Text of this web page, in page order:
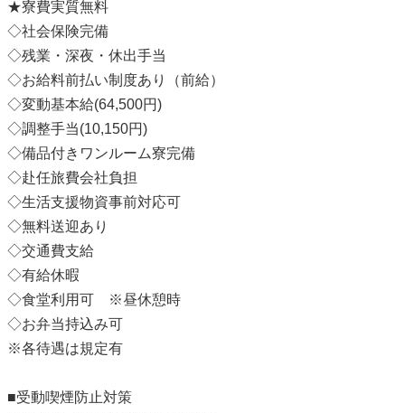
★寮費実質無料
◇社会保険完備
◇残業・深夜・休出手当
◇お給料前払い制度あり（前給）
◇変動基本給(64,500円)
◇調整手当(10,150円)
◇備品付きワンルーム寮完備
◇赴任旅費会社負担
◇生活支援物資事前対応可
◇無料送迎あり
◇交通費支給
◇有給休暇
◇食堂利用可 ※昼休憩時
◇お弁当持込み可
※各待遇は規定有
■受動喫煙防止対策